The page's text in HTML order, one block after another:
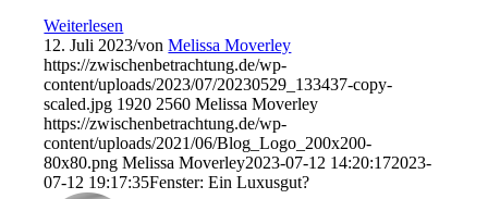
Weiterlesen
12. Juli 2023/vonMelissa Moverley
https://zwischenbetrachtung.de/wp-
content/uploads/2023/07/20230529_133437-copy-
scaled.jpg 1920 2560 Melissa Moverley
https://zwischenbetrachtung.de/wp-
content/uploads/2021/06/Blog_Logo_200x200-
80x80.png Melissa Moverley2023-07-12 14:20:172023-
07-12 19:17:35Fenster: Ein Luxusgut?